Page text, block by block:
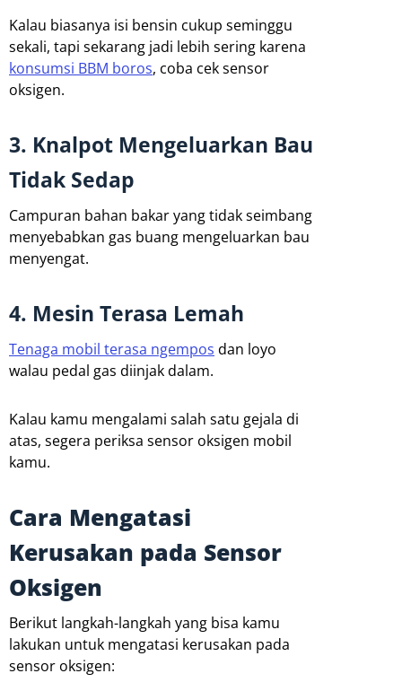
Kalau biasanya isi bensin cukup seminggu
sekali, tapi sekarang jadi lebih sering karena
konsumsi BBM boros, coba cek sensor
oksigen.
3. Knalpot Mengeluarkan Bau
Tidak Sedap
Campuran bahan bakar yang tidak seimbang
menyebabkan gas buang mengeluarkan bau
menyengat.
4. Mesin Terasa Lemah
Tenaga mobil terasa ngempos dan loyo
walau pedal gas diinjak dalam.
Kalau kamu mengalami salah satu gejala di
atas, segera periksa sensor oksigen mobil
kamu.
Cara Mengatasi
Kerusakan pada Sensor
Oksigen
Berikut langkah-langkah yang bisa kamu
lakukan untuk mengatasi kerusakan pada
sensor oksigen: